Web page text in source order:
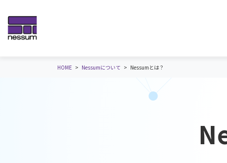
HOME Nessumについて Nessumとは？